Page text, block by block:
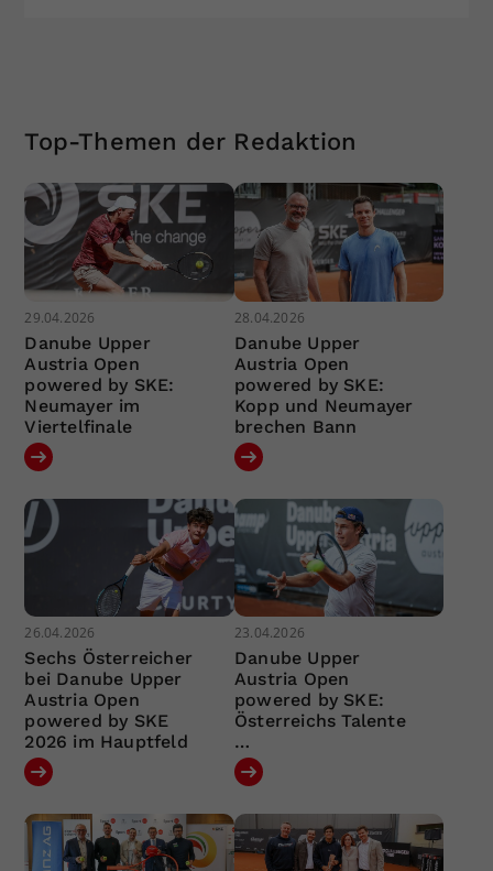
Top-Themen der Redaktion
29.04.2026
Danube Upper
Austria Open
powered by SKE:
Neumayer im
Viertelfinale
28.04.2026
Danube Upper
Austria Open
powered by SKE:
Kopp und Neumayer
brechen Bann
26.04.2026
Sechs Österreicher
bei Danube Upper
Austria Open
powered by SKE
2026 im Hauptfeld
23.04.2026
Danube Upper
Austria Open
powered by SKE:
Österreichs Talente
…